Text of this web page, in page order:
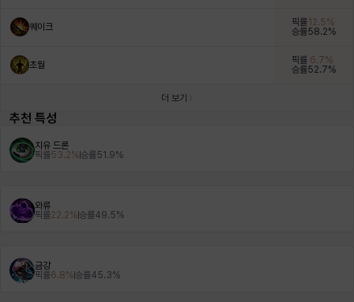
퀘이크 픽률12.5%
승률58.2%
초월 픽률 6.7%
승률52.7%
더 보기
추천 특성
치유 드론
픽률53.2% 승률51.9%
와류
픽률22.2% 승률49.5%
금강
픽률6.8% 승률45.3%